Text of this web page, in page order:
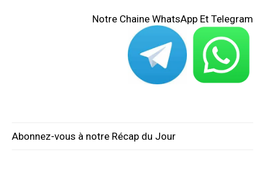
Notre Chaine WhatsApp Et Telegram
Abonnez-vous à notre Récap du Jour